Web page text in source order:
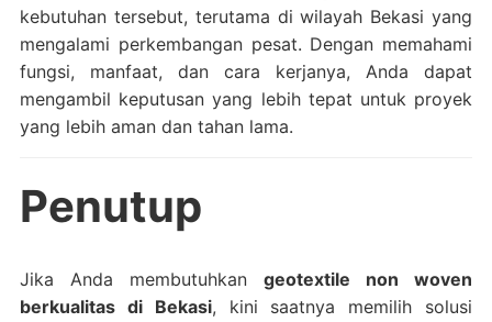
kebutuhan tersebut, terutama di wilayah Bekasi yang
mengalami perkembangan pesat. Dengan memahami
fungsi, manfaat, dan cara kerjanya, Anda dapat
mengambil keputusan yang lebih tepat untuk proyek
yang lebih aman dan tahan lama.
Penutup
Jika Anda membutuhkangeotextile non woven
berkualitas di Bekasi, kini saatnya memilih solusi